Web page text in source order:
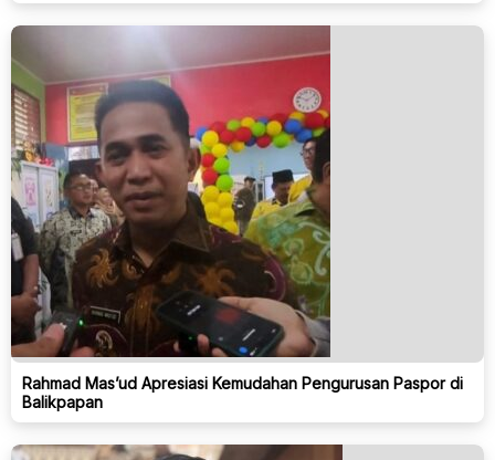
Rahmad Mas’ud Apresiasi Kemudahan Pengurusan Paspor di
Balikpapan